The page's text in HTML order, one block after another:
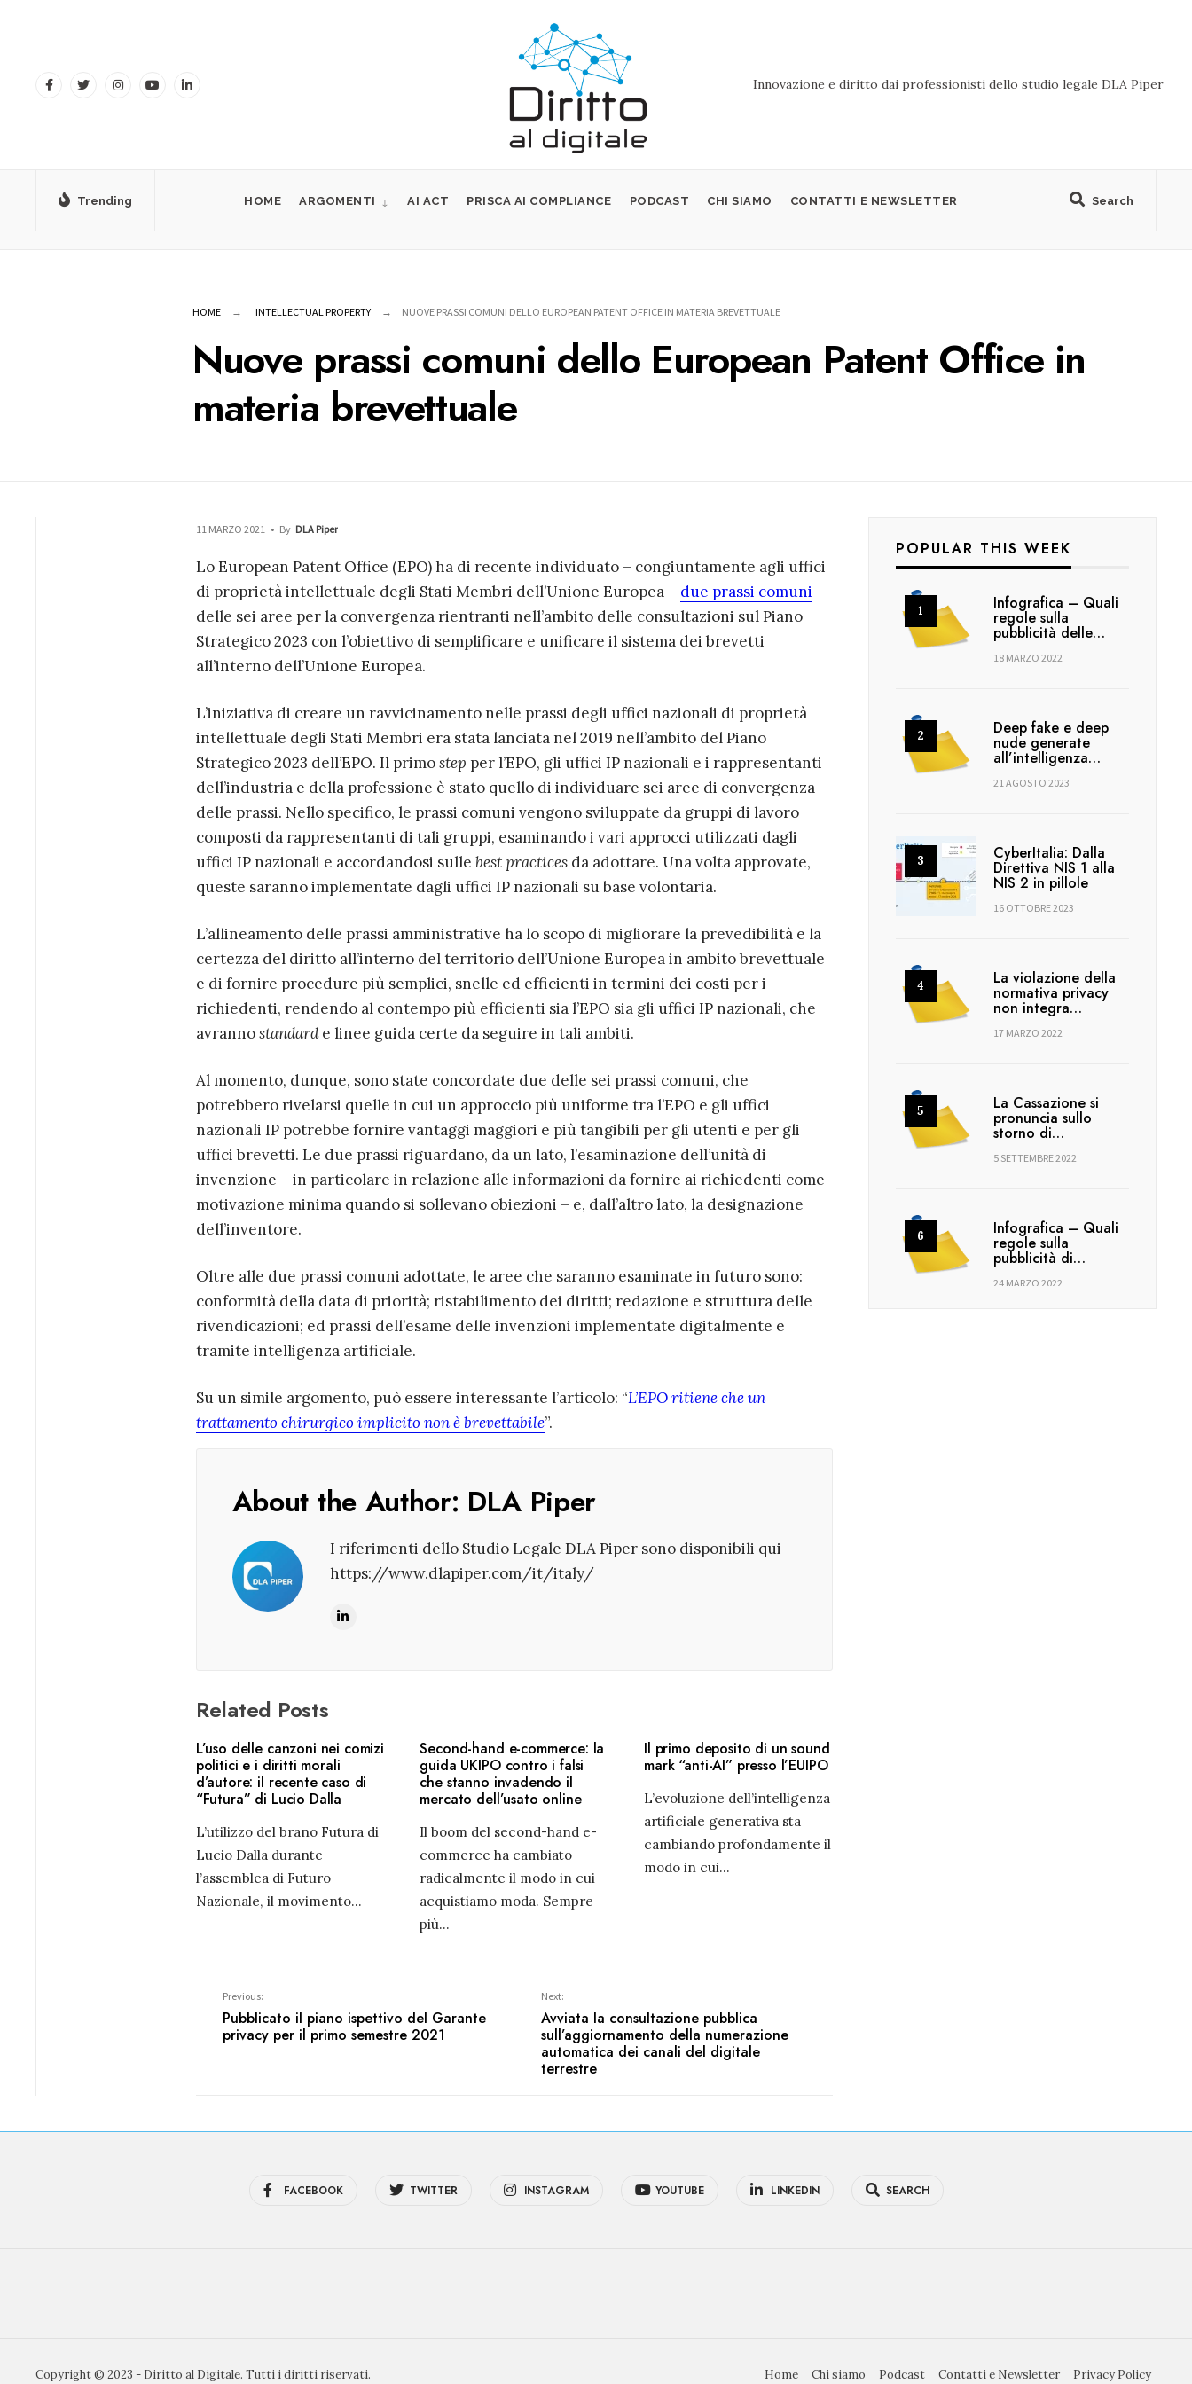
Innovazione e diritto dai professionisti dello studio legale DLA Piper
Trending Search
HOME ARGOMENTI AI ACT PRISCA AI COMPLIANCE PODCAST CHI SIAMO CONTATTI E NEWSLETTER
HOME INTELLECTUAL PROPERTY NUOVE PRASSI COMUNI DELLO EUROPEAN PATENT OFFICE IN MATERIA BREVETTUALE
Nuove prassi comuni dello European Patent Office in
materia brevettuale
11 MARZO 2021 • By DLA Piper
Lo European Patent Office (EPO) ha di recente individuato – congiuntamente agli uffici
di proprietà intellettuale degli Stati Membri dell’Unione Europea – due prassi comuni
delle sei aree per la convergenza rientranti nell’ambito delle consultazioni sul Piano
Strategico 2023 con l’obiettivo di semplificare e unificare il sistema dei brevetti
all’interno dell’Unione Europea.
L’iniziativa di creare un ravvicinamento nelle prassi degli uffici nazionali di proprietà
intellettuale degli Stati Membri era stata lanciata nel 2019 nell’ambito del Piano
Strategico 2023 dell’EPO. Il primostep per l’EPO, gli uffici IP nazionali e i rappresentanti
dell’industria e della professione è stato quello di individuare sei aree di convergenza
delle prassi. Nello specifico, le prassi comuni vengono sviluppate da gruppi di lavoro
composti da rappresentanti di tali gruppi, esaminando i vari approcci utilizzati dagli
uffici IP nazionali e accordandosi sulle best practicesda adottare. Una volta approvate,
queste saranno implementate dagli uffici IP nazionali su base volontaria.
L’allineamento delle prassi amministrative ha lo scopo di migliorare la prevedibilità e la
certezza del diritto all’interno del territorio dell’Unione Europea in ambito brevettuale
e di fornire procedure più semplici, snelle ed efficienti in termini dei costi per i
richiedenti, rendendo al contempo più efficienti sia l’EPO sia gli uffici IP nazionali, che
avrannostandarde linee guida certe da seguire in tali ambiti.
Al momento, dunque, sono state concordate due delle sei prassi comuni, che
potrebbero rivelarsi quelle in cui un approccio più uniforme tra l’EPO e gli uffici
nazionali IP potrebbe fornire vantaggi maggiori e più tangibili per gli utenti e per gli
uffici brevetti. Le due prassi riguardano, da un lato, l’esaminazione dell’unità di
invenzione – in particolare in relazione alle informazioni da fornire ai richiedenti come
motivazione minima quando si sollevano obiezioni – e, dall’altro lato, la designazione
dell’inventore.
Oltre alle due prassi comuni adottate, le aree che saranno esaminate in futuro sono:
conformità della data di priorità; ristabilimento dei diritti; redazione e struttura delle
rivendicazioni; ed prassi dell’esame delle invenzioni implementate digitalmente e
tramite intelligenza artificiale.
Su un simile argomento, può essere interessante l’articolo: “L’EPO ritiene che un
trattamento chirurgico implicito non è brevettabile”.
About the Author: DLA Piper
I riferimenti dello Studio Legale DLA Piper sono disponibili qui
https://www.dlapiper.com/it/italy/
Related Posts
L’uso delle canzoni nei comizi
politici e i diritti morali
d’autore: il recente caso di
“Futura” di Lucio Dalla
L’utilizzo del brano Futura di
Lucio Dalla durante
l’assemblea di Futuro
Nazionale, il movimento...
Second-hand e-commerce: la
guida UKIPO contro i falsi
che stanno invadendo il
mercato dell’usato online
Il boom del second-hand e-
commerce ha cambiato
radicalmente il modo in cui
acquistiamo moda. Sempre
più...
Il primo deposito di un sound
mark “anti-AI” presso l’EUIPO
L’evoluzione dell’intelligenza
artificiale generativa sta
cambiando profondamente il
modo in cui...
Previous:
Pubblicato il piano ispettivo del Garante
privacy per il primo semestre 2021
Next:
Avviata la consultazione pubblica
sull’aggiornamento della numerazione
automatica dei canali del digitale
terrestre
POPULAR THIS WEEK
Infografica – Quali
regole sulla
pubblicità delle…
18 MARZO 2022
Deep fake e deep
nude generate
all’intelligenza…
21 AGOSTO 2023
CyberItalia: Dalla
Direttiva NIS 1 alla
NIS 2 in pillole
16 OTTOBRE 2023
La violazione della
normativa privacy
non integra…
17 MARZO 2022
La Cassazione si
pronuncia sullo
storno di…
5 SETTEMBRE 2022
Infografica – Quali
regole sulla
pubblicità di…
24 MARZO 2022
FACEBOOK TWITTER INSTAGRAM YOUTUBE LINKEDIN SEARCH
Copyright © 2023 - Diritto al Digitale. Tutti i diritti riservati. Home Chi siamo Podcast Contatti e Newsletter Privacy Policy